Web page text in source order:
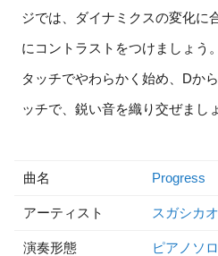
ジでは、ダイナミクスの変化に
にコントラストをつけましょう
タッチでやわらかく始め、Dか
ッチで、鋭い音を織り交ぜまし
曲名 Progress
アーティスト スガシカオ
演奏形態 ピアノソロ